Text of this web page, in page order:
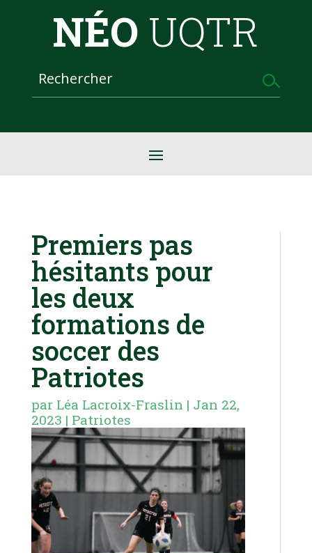
NÉO UQTR
Premiers pas
hésitants pour
les deux
formations de
soccer des
Patriotes
par Léa Lacroix-Fraslin | Jan 22,
2023 | Patriotes